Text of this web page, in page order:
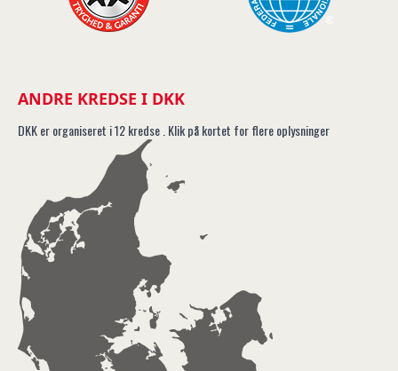
ANDRE KREDSE I DKK
DKK er organiseret i 12 kredse . Klik på kortet for flere oplysninger